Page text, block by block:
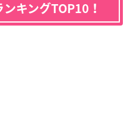
キングTOP10！